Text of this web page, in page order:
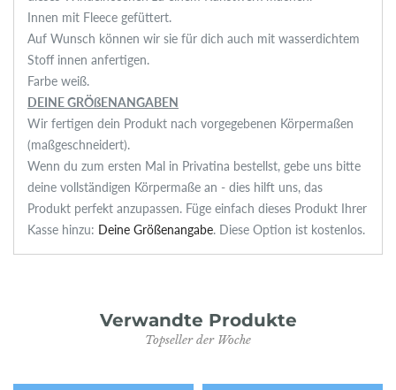
Innen mit Fleece gefüttert.
Auf Wunsch können wir sie für dich auch mit wasserdichtem
Stoff innen anfertigen.
Farbe weiß.
DEINE GRÖßENANGABEN
Wir fertigen dein Produkt nach vorgegebenen Körpermaßen
(maßgeschneidert).
Wenn du zum ersten Mal in Privatina bestellst, gebe uns bitte
deine vollständigen Körpermaße an - dies hilft uns, das
Produkt perfekt anzupassen. Füge einfach dieses Produkt Ihrer
Kasse hinzu: Deine Größenangabe. Diese Option ist kostenlos.
Verwandte Produkte
Topseller der Woche